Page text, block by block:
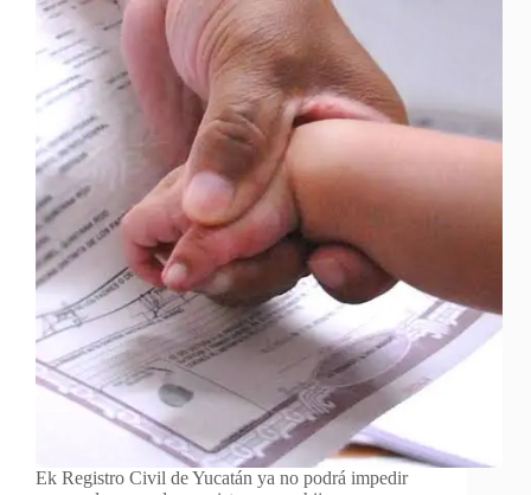
Ek Registro Civil de Yucatán ya no podrá impedir